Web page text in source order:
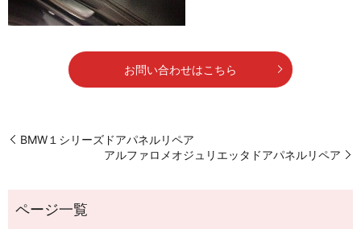
お問い合わせはこちら
BMW１シリーズドアパネルリペア
アルファロメオジュリエッタドアパネルリペア